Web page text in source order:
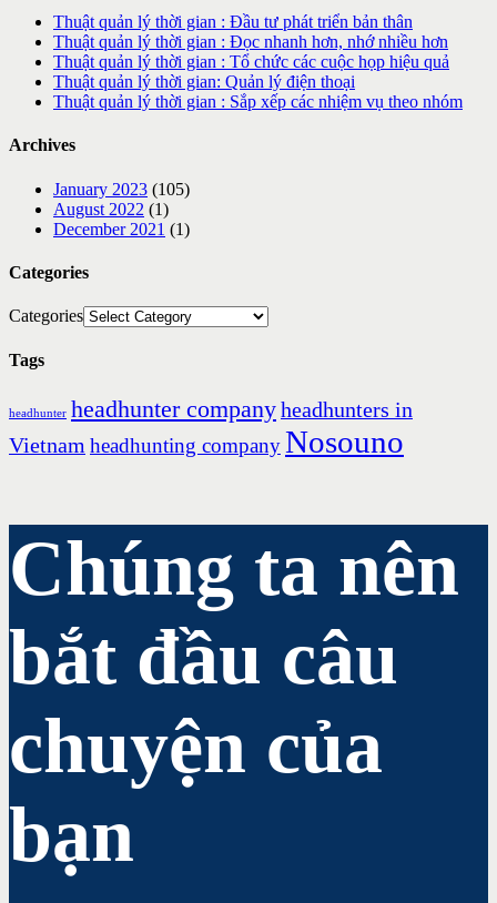
Thuật quản lý thời gian : Đầu tư phát triển bản thân
Thuật quản lý thời gian : Đọc nhanh hơn, nhớ nhiều hơn
Thuật quản lý thời gian : Tổ chức các cuộc họp hiệu quả
Thuật quản lý thời gian: Quản lý điện thoại
Thuật quản lý thời gian : Sắp xếp các nhiệm vụ theo nhóm
Archives
January 2023 (105)
August 2022 (1)
December 2021 (1)
Categories
Categories
Tags
headhunter headhunter companyheadhunters in
Vietnam headhunting companyNosouno
Chúng ta nên
bắt đầu câu
chuyện của
bạn